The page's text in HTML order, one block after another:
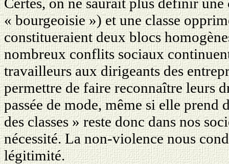
« bourgeoisie ») et une classe
constitueraient deux blocs
nombreux conflits sociaux
travailleurs aux dirigeants des
permettre de faire reconnaître leurs
passée de mode, même si elle
des classes » reste donc dans nos
nécessité. La non-violence nous
légitimité.